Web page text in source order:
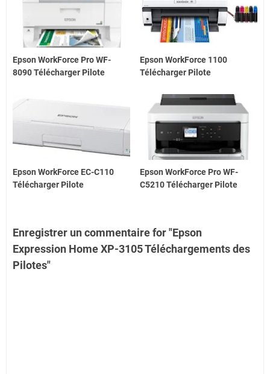
Epson WorkForce Pro WF-
8090 Télécharger Pilote
Epson WorkForce 1100
Télécharger Pilote
Epson WorkForce EC-C110
Télécharger Pilote
Epson WorkForce Pro WF-
C5210 Télécharger Pilote
Enregistrer un commentaire for "Epson
Expression Home XP-3105 Téléchargements des
Pilotes"